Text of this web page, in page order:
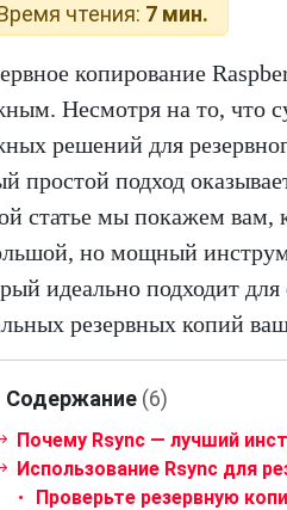
чтения: 7 мин.
копирование
Несмотря на то, что
решений для
простой подход
статье мы покажем вам,
но мощный
идеально подходит
резервных копий
Содержание (6)
Почему Rsync — лучший
Использование Rsync для
Проверьте резервную